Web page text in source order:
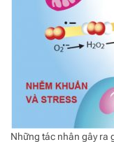
Những tác nhân gây ra